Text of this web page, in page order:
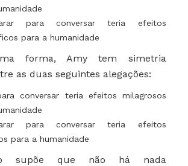
para conversar teria efeitos
para a humanidade
forma, Amy tem simetria
as duas seguintes alegações:
conversar teria efeitos milagrosos
para conversar teria efeitos
para a humanidade
supõe que não há nada